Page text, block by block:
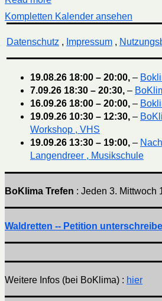
Kompletten Kalender ansehen
Datenschutz , Impressum,
19.08.26 18:00 – 20:00, –
7.09.26 18:30 – 20:30, –
16.09.26 18:00 – 20:00, –
19.09.26 10:30 – 12:30, –
Workshop , VHS
19.09.26 13:30 – 19:00, –
Langendreer , Musikschule
BoKlima Trefen : Jeden 3. Mittwoch
Waldretten -- Petition
Weitere Infos (bei BoKlima) : hier